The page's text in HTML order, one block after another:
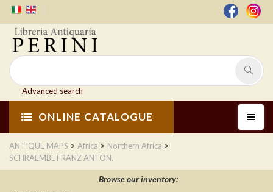
Advanced search
ONLINE CATALOGUE
ANTIQUE MAPS > Africa > Northern Africa >
SCHRAEMBL FRANZ ANTON.
Browse our inventory: